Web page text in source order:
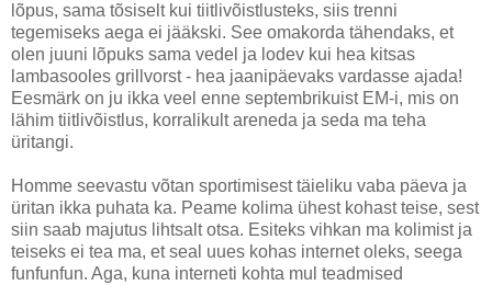
lõpus, sama tõsiselt kui tiitlivõistlusteks, siis trenni
tegemiseks aega ei jääkski. See omakorda tähendaks, et
olen juuni lõpuks sama vedel ja lodev kui hea kitsas
lambasooles grillvorst - hea jaanipäevaks vardasse ajada!
Eesmärk on ju ikka veel enne septembrikuist EM-i, mis on
lähim tiitlivõistlus, korralikult areneda ja seda ma teha
üritangi.
Homme seevastu võtan sportimisest täieliku vaba päeva ja
üritan ikka puhata ka. Peame kolima ühest kohast teise, sest
siin saab majutus lihtsalt otsa. Esiteks vihkan ma kolimist ja
teiseks ei tea ma, et seal uues kohas internet oleks, seega
funfunfun. Aga, kuna interneti kohta mul teadmised